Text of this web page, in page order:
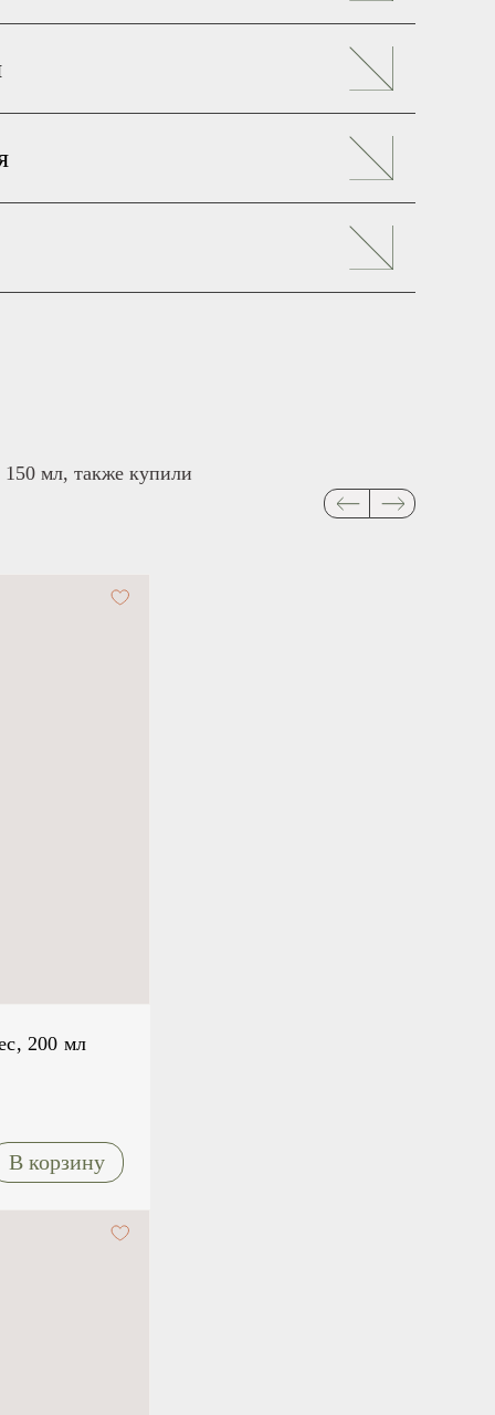
мл, также купили
200 мл